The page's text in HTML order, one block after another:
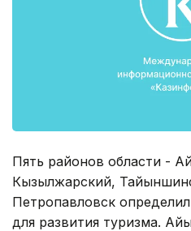
Пять районов области -
Кызылжарский,
Петропавловск
для развития туризма.